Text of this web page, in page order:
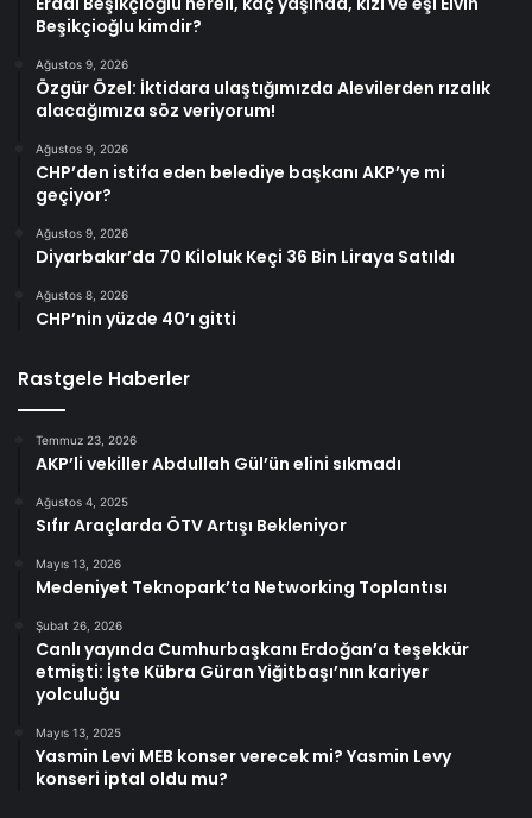
Beşikçioğlu kimdir?
Ağustos 9, 2026
Özgür Özel: İktidara ulaştığımızda Alevilerden rızalık
alacağımıza söz veriyorum!
Ağustos 9, 2026
CHP’den istifa eden belediye başkanı AKP’ye mi
geçiyor?
Ağustos 9, 2026
Diyarbakır’da 70 Kiloluk Keçi 36 Bin Liraya Satıldı
Ağustos 8, 2026
CHP’nin yüzde 40’ı gitti
Rastgele Haberler
Temmuz 23, 2026
AKP’li vekiller Abdullah Gül’ün elini sıkmadı
Ağustos 4, 2025
Sıfır Araçlarda ÖTV Artışı Bekleniyor
Mayıs 13, 2026
Medeniyet Teknopark’ta Networking Toplantısı
Şubat 26, 2026
Canlı yayında Cumhurbaşkanı Erdoğan’a teşekkür
etmişti: İşte Kübra Güran Yiğitbaşı’nın kariyer
yolculuğu
Mayıs 13, 2025
Yasmin Levi MEB konser verecek mi? Yasmin Levy
konseri iptal oldu mu?